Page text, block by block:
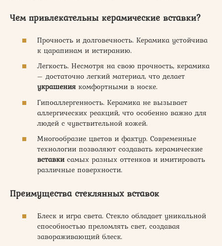
Чем привлекательны керамические вставки?
Прочность и долговечность. Керамика устойчива
к царапинам и истиранию.
Легкость. Несмотря на свою прочность, керамика
– достаточно легкий материал, что делает
украшения комфортными в носке.
Гипоаллергенность. Керамика не вызывает
аллергических реакций, что особенно важно для
людей с чувствительной кожей.
Многообразие цветов и фактур. Современные
технологии позволяют создавать керамические
вставкисамых разных оттенков и имитировать
различные поверхности.
Преимущества стеклянных вставок
Блеск и игра света. Стекло обладает уникальной
способностью преломлять свет, создавая
завораживающий блеск.